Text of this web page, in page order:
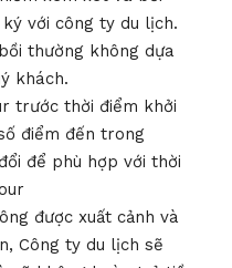
với công ty du lịch.
thường không dựa
khách.
trước thời điểm khởi
điểm đến trong
để phù hợp với thời
được xuất cảnh và
Công ty du lịch sẽ